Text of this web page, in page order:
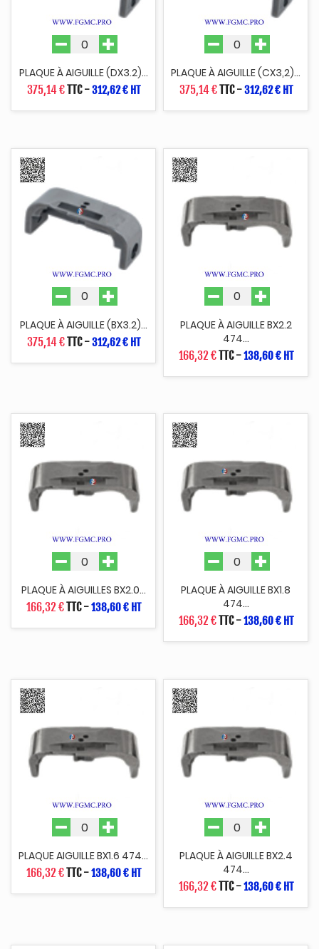
PLAQUE À AIGUILLE (DX3.2)...
375,14 €TTC-312,62 € HT
PLAQUE À AIGUILLE (CX3,2)...
375,14 €TTC-312,62 € HT
PLAQUE À AIGUILLE (BX3.2)...
375,14 €TTC-312,62 € HT
PLAQUE À AIGUILLE BX2.2
474...
166,32 €TTC-138,60 € HT
PLAQUE À AIGUILLES BX2.0...
166,32 €TTC-138,60 € HT
PLAQUE À AIGUILLE BX1.8
474...
166,32 €TTC-138,60 € HT
PLAQUE AIGUILLE BX1.6 474...
166,32 €TTC-138,60 € HT
PLAQUE À AIGUILLE BX2.4
474...
166,32 €TTC-138,60 € HT